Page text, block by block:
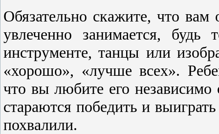
Обязательно скажите, что вам
увлеченно занимается,
инструменте, танцы или
«хорошо», «лучше всех».
что вы любите его независимо
стараются победить и
похвалили.